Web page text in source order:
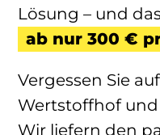
Lösung – und
ab nur 300 €
Vergessen Sie
Wertstoffhof
Wir liefern den